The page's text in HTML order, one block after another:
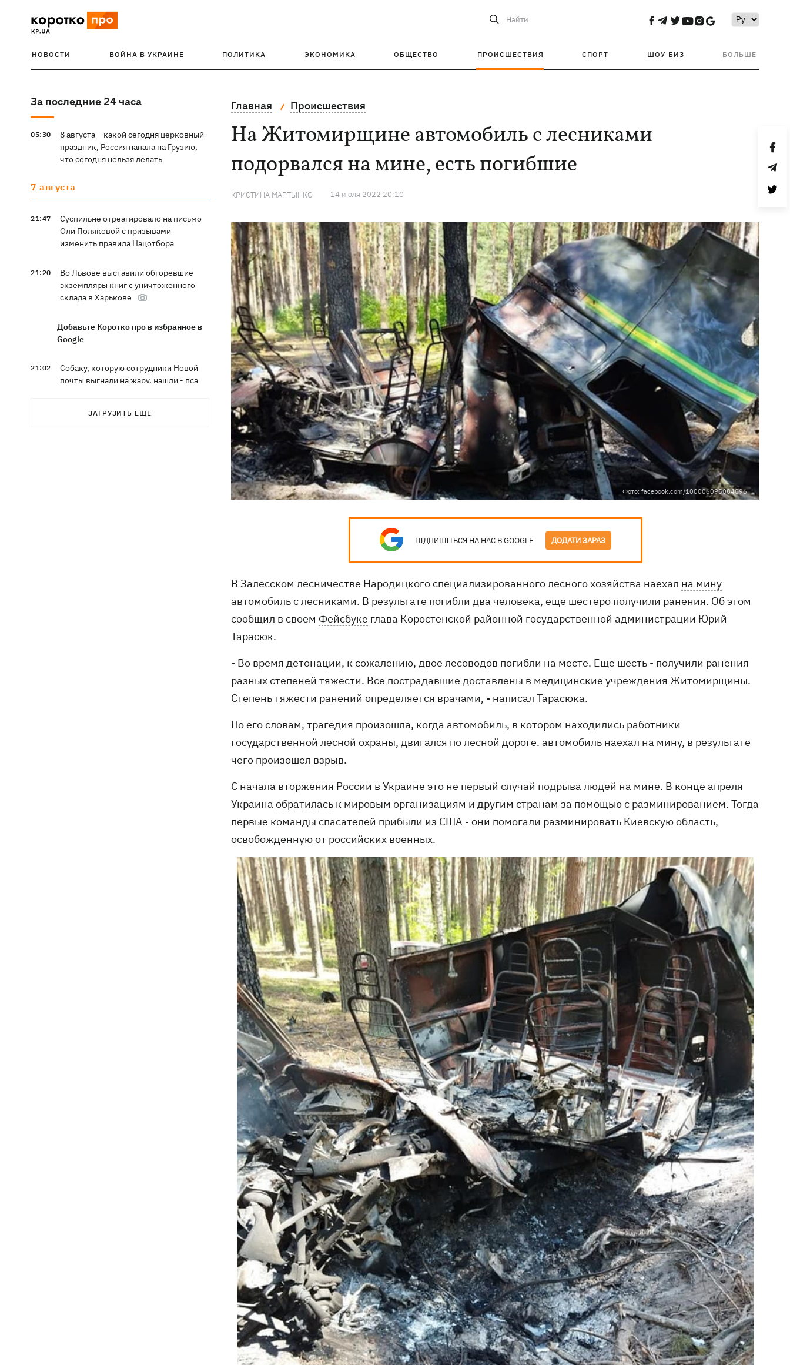
Найти
НОВОСТИ ВОЙНА В УКРАИНЕ ПОЛИТИКА ЭКОНОМИКА ОБЩЕСТВО ПРОИСШЕСТВИЯ СПОРТ ШОУ-БИЗ БОЛЬШЕ
За последние 24 часа
05:30
8 августа – какой сегодня церковный
праздник, Россия напала на Грузию,
что сегодня нельзя делать
7 августа
21:47
Суспильне отреагировало на письмо
Оли Поляковой с призывами
изменить правила Нацотбора
21:20
Во Львове выставили обгоревшие
экземпляры книг с уничтоженного
склада в Харькове
Добавьте Коротко про в избранное в
Google
21:02
Собаку, которую сотрудники Новой
почты выгнали на жару, нашли - пса
ЗАГРУЗИТЬ ЕЩЕ
Главная Происшествия
На Житомирщине автомобиль с лесниками
подорвался на мине, есть погибшие
КРИСТИНА МАРТЫНКО 14 июля 2022 20:10
Фото: facebook.com/100006095084096
ПІДПИШІТЬСЯ НА НАС В GOOGLE ДОДАТИ ЗАРАЗ
В Залесском лесничестве Народицкого специализированного лесного хозяйства наехал на мину
автомобиль с лесниками. В результате погибли два человека, еще шестеро получили ранения. Об этом
сообщил в своем Фейсбуке глава Коростенской районной государственной администрации Юрий
Тарасюк.
- Во время детонации, к сожалению, двое лесоводов погибли на месте. Еще шесть - получили ранения
разных степеней тяжести. Все пострадавшие доставлены в медицинские учреждения Житомирщины.
Степень тяжести ранений определяется врачами, - написал Тарасюка.
По его словам, трагедия произошла, когда автомобиль, в котором находились работники
государственной лесной охраны, двигался по лесной дороге. автомобиль наехал на мину, в результате
чего произошел взрыв.
С начала вторжения России в Украине это не первый случай подрыва людей на мине. В конце апреля
Украина обратилась к мировым организациям и другим странам за помощью с разминированием. Тогда
первые команды спасателей прибыли из США - они помогали разминировать Киевскую область,
освобожденную от российских военных.